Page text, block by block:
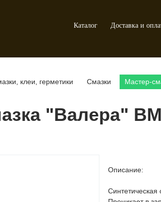
Каталог Доставка и
клеи, герметики Смазки Мастер-
"Валера"
Описание: